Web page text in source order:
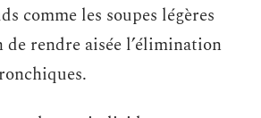
comme les soupes légères
de rendre aisée l’élimination